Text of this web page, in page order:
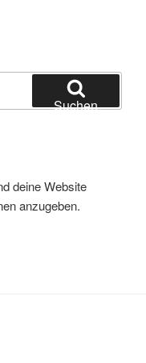
Suchen
deine Website
anzugeben.